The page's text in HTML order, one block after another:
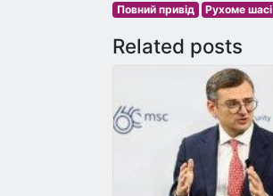
Повний привід
Рухоме шасі
Related posts